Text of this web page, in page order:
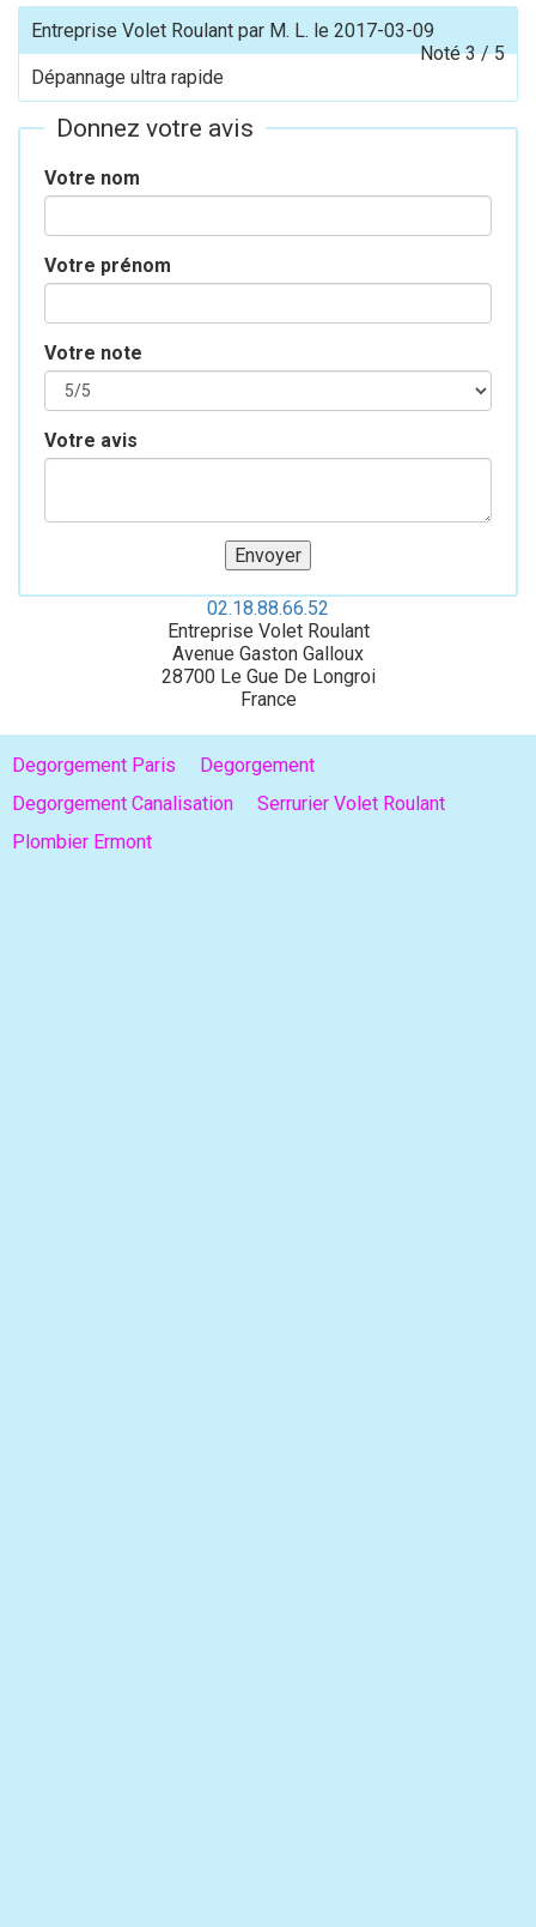
Entreprise Volet Roulant par M. L. le 2017-03-09
Noté3/5
Dépannage ultra rapide
Donnez votre avis
Votre nom
Votre prénom
Votre note
Votre avis
02.18.88.66.52
Entreprise Volet Roulant
Avenue Gaston Galloux
28700 Le Gue De Longroi
France
Degorgement Paris
Degorgement
Degorgement Canalisation
Serrurier Volet Roulant
Plombier Ermont